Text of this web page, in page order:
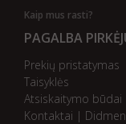
Kaip mus rasti?
PAGALBA
Prekių pristatymas
Taisyklės
Atsiskaitymo būdai
Kontaktai |